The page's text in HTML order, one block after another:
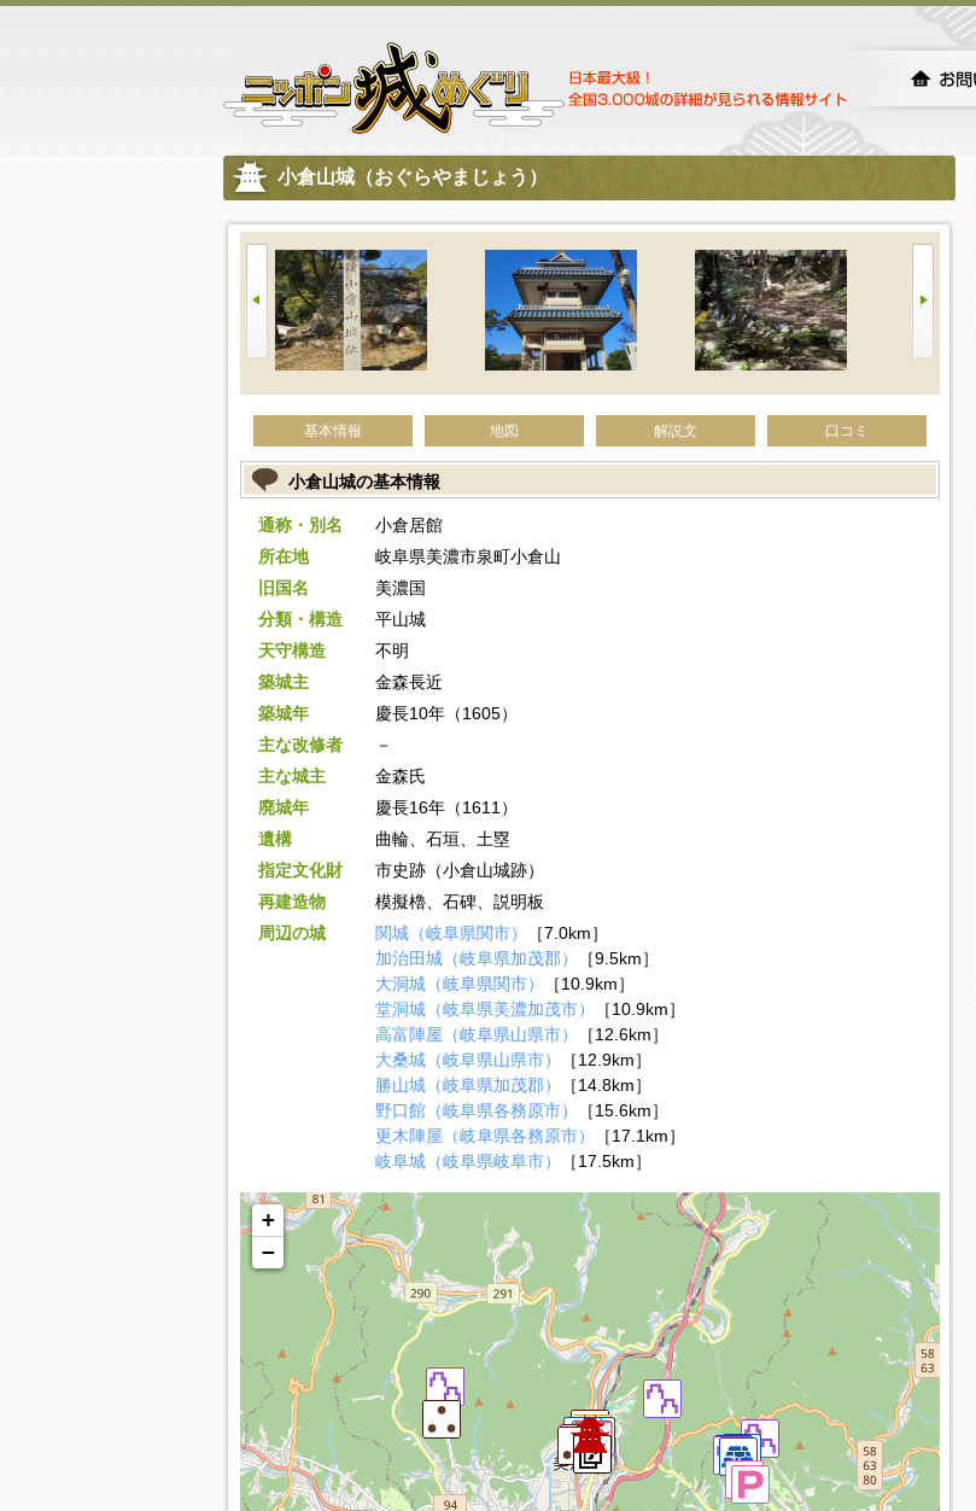
小倉山城（おぐらやまじょう）
基本情報 地図 解説文 口コミ
小倉山城の基本情報
通称・別名
小倉居館
所在地
岐阜県美濃市泉町小倉山
旧国名
美濃国
分類・構造
平山城
天守構造
不明
築城主
金森長近
築城年
慶長10年（1605）
主な改修者
－
主な城主
金森氏
廃城年
慶長16年（1611）
遺構
曲輪、石垣、土塁
指定文化財
市史跡（小倉山城跡）
再建造物
模擬櫓、石碑、説明板
周辺の城
関城（岐阜県関市）
［7.0km］
加治田城（岐阜県加茂郡）
［9.5km］
大洞城（岐阜県関市）
［10.9km］
堂洞城（岐阜県美濃加茂市）
［10.9km］
高富陣屋（岐阜県山県市）
［12.6km］
大桑城（岐阜県山県市）
［12.9km］
勝山城（岐阜県加茂郡）
［14.8km］
野口館（岐阜県各務原市）
［15.6km］
更木陣屋（岐阜県各務原市）
［17.1km］
岐阜城（岐阜県岐阜市）
［17.5km］
+
−